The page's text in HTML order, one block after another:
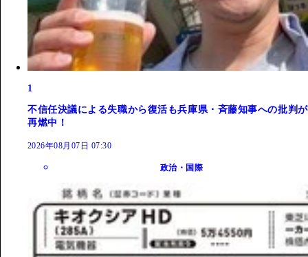
1
不信任決議による失職から復活も兵庫県・斉藤知事への批判が
再燃中！
2026年08月07日 07:30
政治・国際